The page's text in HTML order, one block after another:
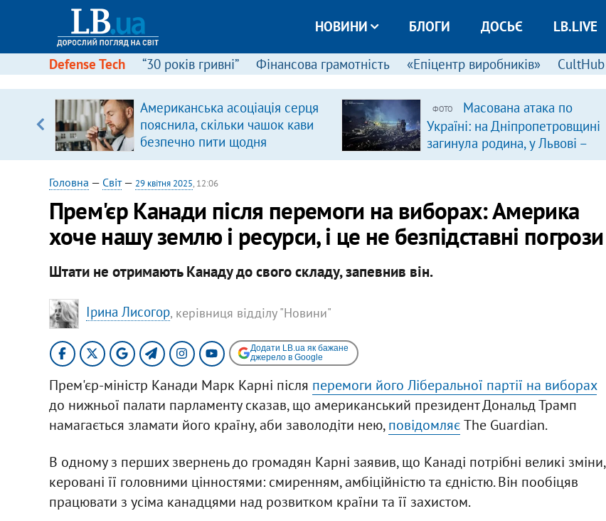
НОВИНИ БЛОГИ ДОСЬЄ LB.LIVE
Defense Tech “30 років гривні” Фінансова грамотність «Епіцентр виробників» CultHub
Американська асоціація серця
пояснила, скільки чашок кави
безпечно пити щодня
ФОТО
Масована атака по
Україні: на Дніпропетровщині
загинула родина, у Львові –
удар по багатоповерхівках
Головна — Світ— 29 квітня 2025, 12:06
Прем'єр Канади після перемоги на виборах: Америка
хоче нашу землю і ресурси, і це не безпідставні погрози
Штати не отримають Канаду до свого складу, запевнив він.
Ірина Лисогор, керівниця відділу "Новини"
Додати LB.ua як бажане
джерело в Google
Прем'єр-міністр Канади Марк Карні після перемоги його Ліберальної партії на виборах
до нижньої палати парламенту сказав, що американський президент Дональд Трамп
намагається зламати його країну, аби заволодіти нею,повідомляєThe Guardian.
В одному з перших звернень до громадян Карні заявив, що Канаді потрібні великі зміни,
керовані її головними цінностями: смиренням, амбіційністю та єдністю. Він пообіцяв
працювати з усіма канадцями над розвитком країни та її захистом.